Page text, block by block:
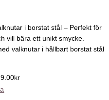
i borstat stål – Perfekt för
vill bära ett unikt smycke.
valknutar i hållbart borstat stål